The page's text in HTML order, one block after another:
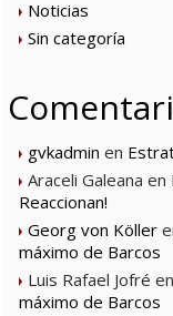
Noticias
Sin categoría
gvkadmin en
Araceli Galeana en
Reaccionan!
Georg von Köller
máximo de Barcos
Luis Rafael Jofré
máximo de Barcos